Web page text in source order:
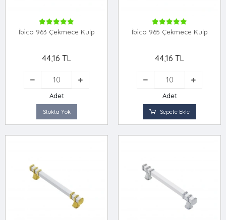
İbi̇co 963 Çekmece Kulp
44,16 TL
Adet
Stokta Yok
İbi̇co 965 Çekmece Kulp
44,16 TL
Adet
Sepete Ekle